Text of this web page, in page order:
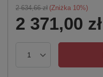
2 634,66 zł (Zniżka 10%)
2 371,00 zł